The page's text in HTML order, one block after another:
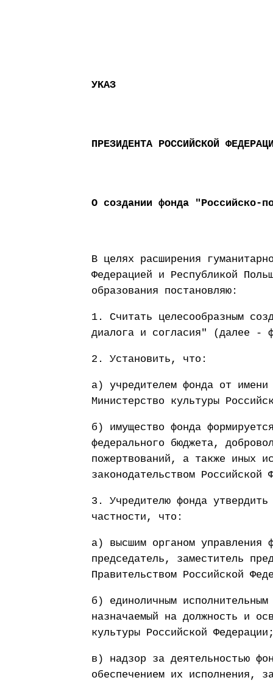
УКАЗ
ПРЕЗИДЕНТА РОССИЙСКОЙ
О создании фонда "Российско-
В целях расширения
Федерацией и Республикой
образования постановляю:
1. Считать целесообразным
диалога и согласия" (далее -
2. Установить, что:
а) учредителем фонда от имени
Министерство культуры
б) имущество фонда
федерального бюджета,
пожертвований, а также иных
законодательством Российской
3. Учредителю фонда
частности, что:
а) высшим органом управления
председатель, заместитель
Правительством Российской
б) единоличным
назначаемый на должность и
культуры Российской
в) надзор за деятельностью
обеспечением их исполнения,